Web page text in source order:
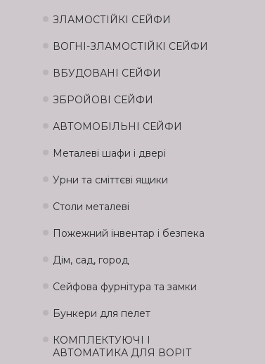
ЗЛАМОСТІЙКІ СЕЙФИ
ВОГНІ-ЗЛАМОСТІЙКІ СЕЙФИ
ВБУДОВАНІ СЕЙФИ
ЗБРОЙОВІ СЕЙФИ
АВТОМОБІЛЬНІ СЕЙФИ
Металеві шафи і двері
Урни та сміттєві ящики
Столи металеві
Пожежний інвентар і безпека
Дім, сад, город
Сейфова фурнітура та замки
Бункери для пелет
КОМПЛЕКТУЮЧІ І
АВТОМАТИКА ДЛЯ ВОРІТ